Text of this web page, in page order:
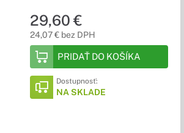
29,60 €
24,07 € bez DPH
PRIDAŤ DO KOŠÍKA
Dostupnosť:
NA SKLADE